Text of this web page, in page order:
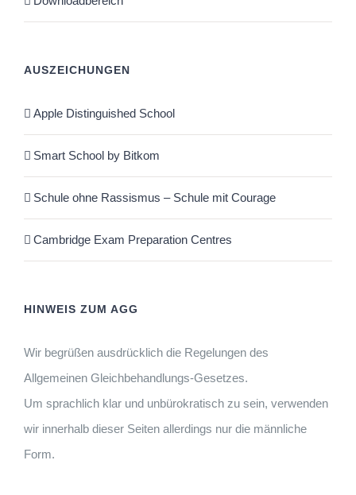
AUSZEICHUNGEN
Apple Distinguished School
Smart School by Bitkom
Schule ohne Rassismus – Schule mit Courage
Cambridge Exam Preparation Centres
HINWEIS ZUM AGG
Wir begrüßen ausdrücklich die Regelungen des
Allgemeinen Gleichbehandlungs-Gesetzes.
Um sprachlich klar und unbürokratisch zu sein, verwenden
wir innerhalb dieser Seiten allerdings nur die männliche
Form.